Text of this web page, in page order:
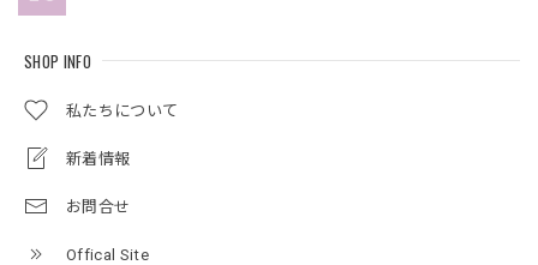
SHOP INFO
私たちについて
新着情報
お問合せ
Offical Site